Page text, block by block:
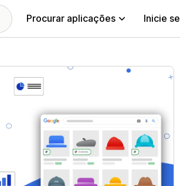
Procurar aplicações Inicie